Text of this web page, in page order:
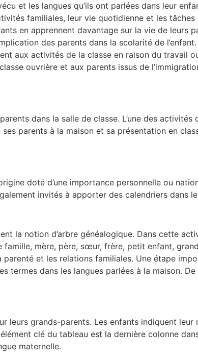
et les langues qu’ils ont parlées dans leur
familiales, leur vie quotidienne et les tâches
en apprennent davantage sur la vie de leurs
des parents dans la scolarité de
aux activités de la classe en raison du travail
ouvrière et aux parents issus de
dans la salle de classe. L’une des activités
parents à la maison et sa présentation en
doté d’une importance personnelle ou
invités à apporter des calendriers dans
la notion d’arbre généalogique. Dans cette
mère, père, sœur, frère, petit enfant,
et les relations familiales. Une étape
dans les langues parlées à la maison.
leurs grands-parents. Les enfants indiquent leur
clé du tableau est la dernière colonne
maternelle.